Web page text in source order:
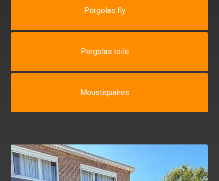
Pergolas fly
Pergolas toile
Moustiquaires